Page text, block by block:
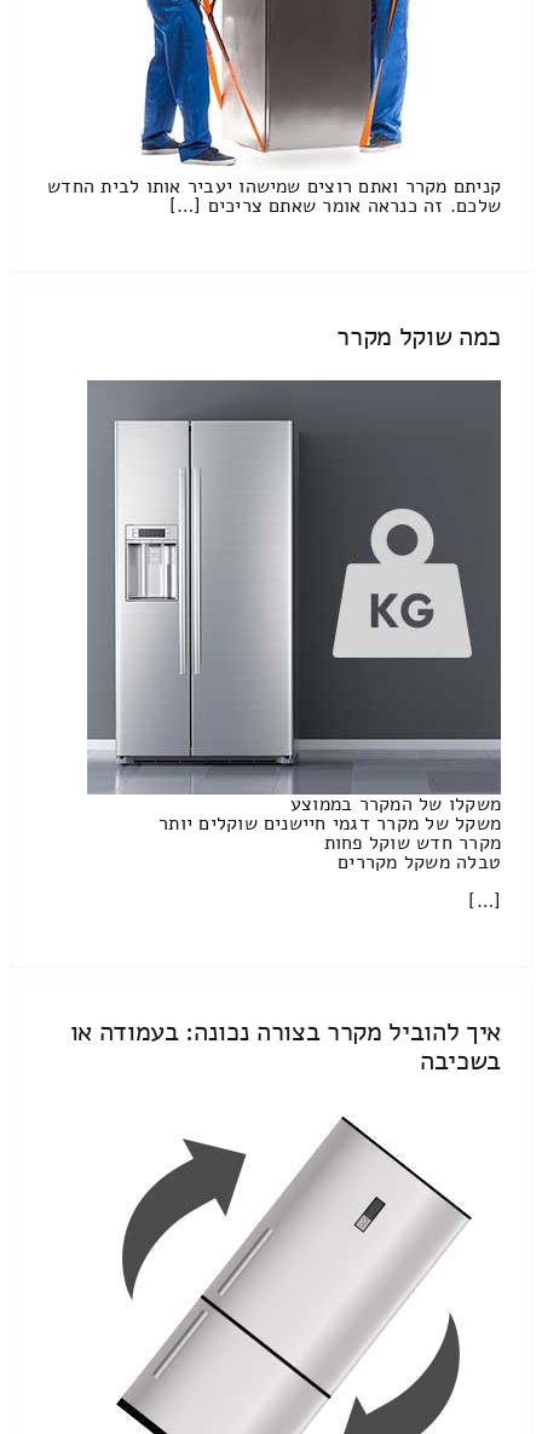
קניתם מקרר ואתם רוצים שמישהו יעביר אותו לבית החדש
שלכם. זה כנראה אומר שאתם צריכים […]
כמה שוקל מקרר
משקלו של המקרר בממוצע
משקל של מקרר דגמי חיישנים שוקלים יותר
מקרר חדש שוקל פחות
טבלה משקל מקררים
[…]
איך להוביל מקרר בצורה נכונה: בעמודה או
בשכיבה